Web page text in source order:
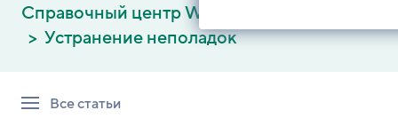
Справочный центр Wrike
Устранение неполадок
Все статьи